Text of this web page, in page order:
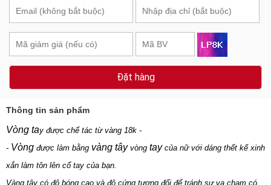
Đặt hàng
Thông tin sản phẩm
Vòng tay được chế tác từ vàng 18k -
- Vòng được làm bằng vàng tâyvòng taycủa nữ với dáng thết kế xinh
xắn làm tôn lên cổ tay của bạn.
Vàng tây có độ bóng cao và độ cứng tương đối để tránh sự va chạm có